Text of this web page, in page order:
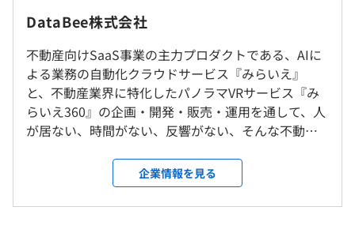
★本来3年かかるものを2年で習得したという社員もお
り、振り返ってみたら自分の理想をはるかに超えて成長し
ているケースが多いです。
■AIによる業務の自動化クラウドサービス『みらいえ』
『みらいえ』では校区などの膨大な物件情報をネット上か
就業場所の変更範囲
＜雇入時＞
東京本社
＜変更範囲＞
自宅での勤務
受動喫煙防止措置に関する事項
■フレックスタイム制（コアタイム11：00～15：00）
10：00～19：00
休憩時間：60分（※昼食時間は業務の都合により各々の
自主性に任せています）
平均残業時間：平均19時間／月(2024/5~2025/4実績）
【年間休日125日】
■完全週休2日制（土・日）
■祝日
研修の有無及び内容
オンライン講座（Udemy）
自己啓発支援の有無及びその内容
自己啓発を目的とする書籍購入時の費用負担
キャリアコンサルティング制度の有無及びその内容
なし
DataBee株式会社
不動産向けSaaS事業の主力プロダクトである、AIに
よる業務の自動化クラウドサービス『みらいえ』
と、不動産業界に特化したパノラマVRサービス『み
らいえ360』の企画・開発・販売・運用を通して、人
が居ない、時間がない、反響がない、そんな不動産
【Vision】 わたしたちは「ITをもっとやさしく〜人
にやさしいITで世界から情報格差をなくす」 をビジ
ョンに、ITの活用が進んでいない産業の経営課題解
企業情報を見る